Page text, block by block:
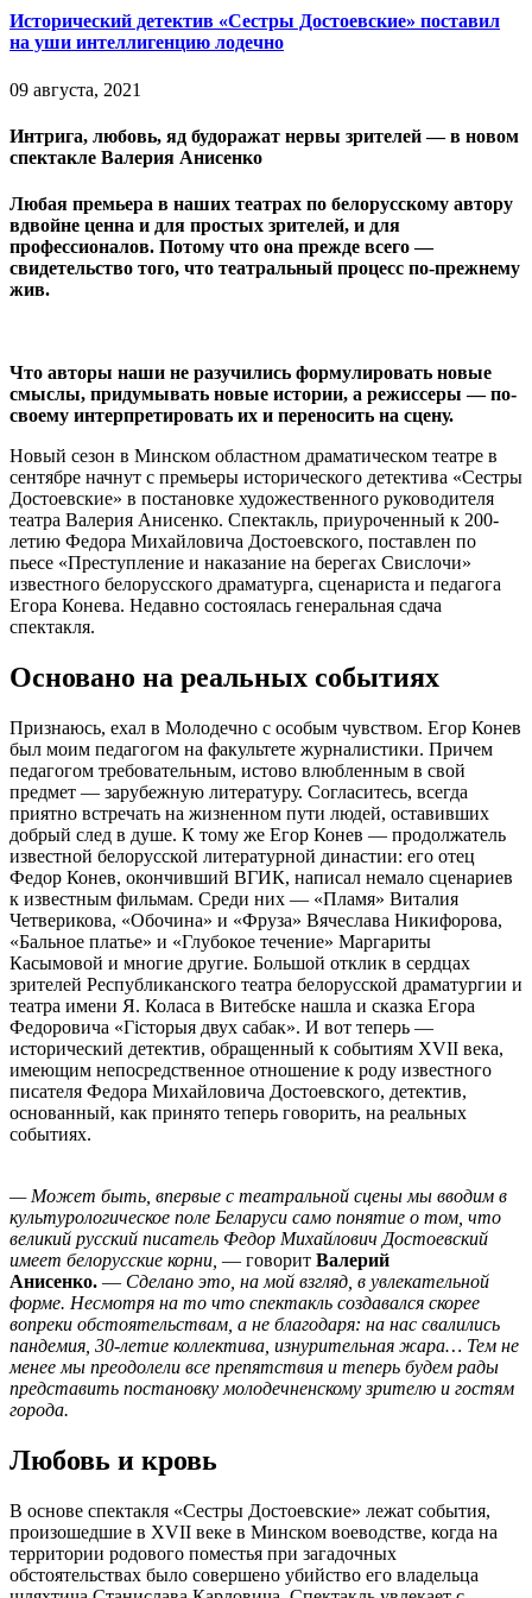
Исторический детектив «Сестры Достоевские» поставил
на уши интеллигенцию лодечно
09 августа, 2021
Интрига, любовь, яд будоражат нервы зрителей — в новом
спектакле Валерия Анисенко
Любая премьера в наших театрах по белорусскому автору
вдвойне ценна и для простых зрителей, и для
профессионалов. Потому что она прежде всего —
свидетельство того, что театральный процесс по-прежнему
жив.
Что авторы наши не разучились формулировать новые
смыслы, придумывать новые истории, а режиссеры — по-
своему интерпретировать их и переносить на сцену.
Новый сезон в Минском областном драматическом театре в
сентябре начнут с премьеры исторического детектива «Сестры
Достоевские» в постановке художественного руководителя
театра Валерия Анисенко. Спектакль, приуроченный к 200-
летию Федора Михайловича Достоевского, поставлен по
пьесе «Преступление и наказание на берегах Свислочи»
известного белорусского драматурга, сценариста и педагога
Егора Конева. Недавно состоялась генеральная сдача
спектакля.
Основано на реальных событиях
Признаюсь, ехал в Молодечно с особым чувством. Егор Конев
был моим педагогом на факультете журналистики. Причем
педагогом требовательным, истово влюбленным в свой
предмет — зарубежную литературу. Согласитесь, всегда
приятно встречать на жизненном пути людей, оставивших
добрый след в душе. К тому же Егор Конев — продолжатель
известной белорусской литературной династии: его отец
Федор Конев, окончивший ВГИК, написал немало сценариев
к известным фильмам. Среди них — «Пламя» Виталия
Четверикова, «Обочина» и «Фруза» Вячеслава Никифорова,
«Бальное платье» и «Глубокое течение» Маргариты
Касымовой и многие другие. Большой отклик в сердцах
зрителей Республиканского театра белорусской драматургии и
театра имени Я. Коласа в Витебске нашла и сказка Егора
Федоровича «Гісторыя двух сабак». И вот теперь —
исторический детектив, обращенный к событиям XVII века,
имеющим непосредственное отношение к роду известного
писателя Федора Михайловича Достоевского, детектив,
основанный, как принято теперь говорить, на реальных
событиях.
— Может быть, впервые с театральной сцены мы вводим в
культурологическое поле Беларуси само понятие о том, что
великий русский писатель Федор Михайлович Достоевский
имеет белорусские корни, — говорит Валерий
Анисенко. — Сделано это, на мой взгляд, в увлекательной
форме. Несмотря на то что спектакль создавался скорее
вопреки обстоятельствам, а не благодаря: на нас свалились
пандемия, 30-летие коллектива, изнурительная жара… Тем не
менее мы преодолели все препятствия и теперь будем рады
представить постановку молодечненскому зрителю и гостям
города.
Любовь и кровь
В основе спектакля «Сестры Достоевские» лежат события,
произошедшие в XVII веке в Минском воеводстве, когда на
территории родового поместья при загадочных
обстоятельствах было совершено убийство его владельца